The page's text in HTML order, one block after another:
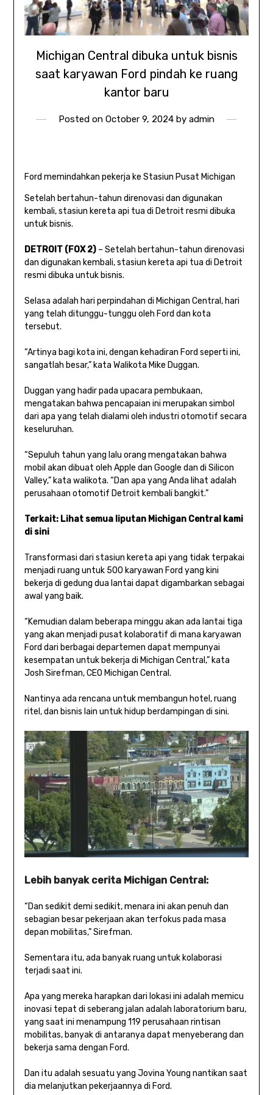
Michigan Central dibuka untuk bisnis
saat karyawan Ford pindah ke ruang
kantor baru
Posted on October 9, 2024 by admin
Ford memindahkan pekerja ke Stasiun Pusat Michigan
Setelah bertahun-tahun direnovasi dan digunakan
kembali, stasiun kereta api tua di Detroit resmi dibuka
untuk bisnis.
DETROIT (FOX 2)– Setelah bertahun-tahun direnovasi
dan digunakan kembali, stasiun kereta api tua di Detroit
resmi dibuka untuk bisnis.
Selasa adalah hari perpindahan di Michigan Central, hari
yang telah ditunggu-tunggu oleh Ford dan kota
tersebut.
“Artinya bagi kota ini, dengan kehadiran Ford seperti ini,
sangatlah besar,” kata Walikota Mike Duggan.
Duggan yang hadir pada upacara pembukaan,
mengatakan bahwa pencapaian ini merupakan simbol
dari apa yang telah dialami oleh industri otomotif secara
keseluruhan.
“Sepuluh tahun yang lalu orang mengatakan bahwa
mobil akan dibuat oleh Apple dan Google dan di Silicon
Valley,” kata walikota. “Dan apa yang Anda lihat adalah
perusahaan otomotif Detroit kembali bangkit.”
Terkait: Lihat semua liputan Michigan Central kami
di sini
Transformasi dari stasiun kereta api yang tidak terpakai
menjadi ruang untuk 500 karyawan Ford yang kini
bekerja di gedung dua lantai dapat digambarkan sebagai
awal yang baik.
“Kemudian dalam beberapa minggu akan ada lantai tiga
yang akan menjadi pusat kolaboratif di mana karyawan
Ford dari berbagai departemen dapat mempunyai
kesempatan untuk bekerja di Michigan Central,” kata
Josh Sirefman, CEO Michigan Central.
Nantinya ada rencana untuk membangun hotel, ruang
ritel, dan bisnis lain untuk hidup berdampingan di sini.
Lebih banyak cerita Michigan Central:
“Dan sedikit demi sedikit, menara ini akan penuh dan
sebagian besar pekerjaan akan terfokus pada masa
depan mobilitas,” Sirefman.
Sementara itu, ada banyak ruang untuk kolaborasi
terjadi saat ini.
Apa yang mereka harapkan dari lokasi ini adalah memicu
inovasi tepat di seberang jalan adalah laboratorium baru,
yang saat ini menampung 119 perusahaan rintisan
mobilitas, banyak di antaranya dapat menyeberang dan
bekerja sama dengan Ford.
Dan itu adalah sesuatu yang Jovina Young nantikan saat
dia melanjutkan pekerjaannya di Ford.